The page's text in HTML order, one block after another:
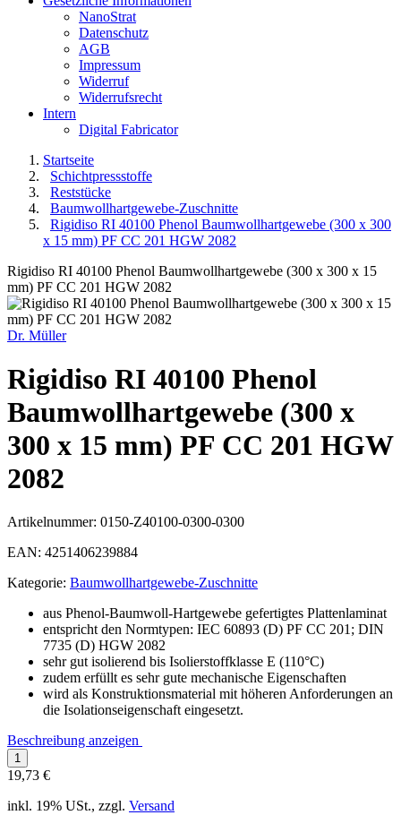
NanoStrat
Datenschutz
AGB
Impressum
Widerruf
Widerrufsrecht
Intern
Digital Fabricator
Startseite
Schichtpressstoffe
Reststücke
Baumwollhartgewebe-Zuschnitte
Rigidiso RI 40100 Phenol Baumwollhartgewebe (300 x 300
x 15 mm) PF CC 201 HGW 2082
Rigidiso RI 40100 Phenol Baumwollhartgewebe (300 x 300 x 15
mm) PF CC 201 HGW 2082
Dr. Müller
Rigidiso RI 40100 Phenol
Baumwollhartgewebe (300 x
300 x 15 mm) PF CC 201 HGW
2082
Artikelnummer: 0150-Z40100-0300-0300
EAN: 4251406239884
Kategorie: Baumwollhartgewebe-Zuschnitte
aus Phenol-Baumwoll-Hartgewebe gefertigtes Plattenlaminat
entspricht den Normtypen: IEC 60893 (D) PF CC 201; DIN
7735 (D) HGW 2082
sehr gut isolierend bis Isolierstoffklasse E (110°C)
zudem erfüllt es sehr gute mechanische Eigenschaften
wird als Konstruktionsmaterial mit höheren Anforderungen an
die Isolationseigenschaft eingesetzt.
Beschreibung anzeigen
19,73 €
inkl. 19% USt., zzgl. Versand